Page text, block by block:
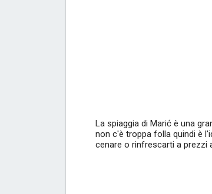
La spiaggia di Marić è una
non c'è troppa folla quindi è
cenare o rinfrescarti a prezzi